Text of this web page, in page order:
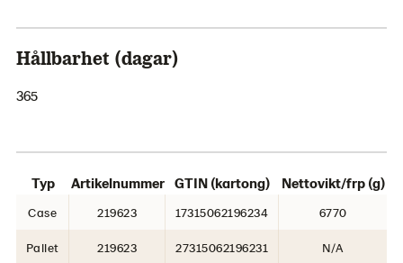
Hållbarhet (dagar)
365
Typ Artikelnummer GTIN (kartong) Nettovikt/frp (g)
Case 219623 17315062196234 6770
Pallet 219623 27315062196231 N/A